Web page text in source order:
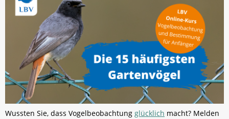
Wussten Sie, dass Vogelbeobachtung glücklich macht? Melden